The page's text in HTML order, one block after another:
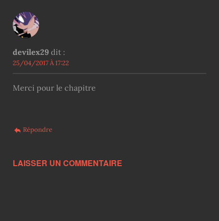
devilex29 dit :
25/04/2017 À 17:22
Merci pour le chapitre
Répondre
LAISSER UN COMMENTAIRE